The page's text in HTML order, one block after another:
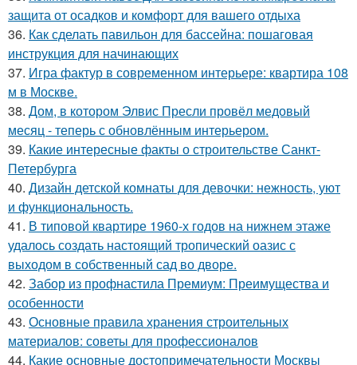
защита от осадков и комфорт для вашего отдыха
36. Как сделать павильон для бассейна: пошаговая
инструкция для начинающих
37. Игра фактур в современном интерьере: квартира 108
м в Москве.
38. Дом, в котором Элвис Пресли провёл медовый
месяц - теперь с обновлённым интерьером.
39. Какие интересные факты о строительстве Санкт-
Петербурга
40. Дизайн детской комнаты для девочки: нежность, уют
и функциональность.
41. В типовой квартире 1960-х годов на нижнем этаже
удалось создать настоящий тропический оазис с
выходом в собственный сад во дворе.
42. Забор из профнастила Премиум: Преимущества и
особенности
43. Основные правила хранения строительных
материалов: советы для профессионалов
44. Какие основные достопримечательности Москвы